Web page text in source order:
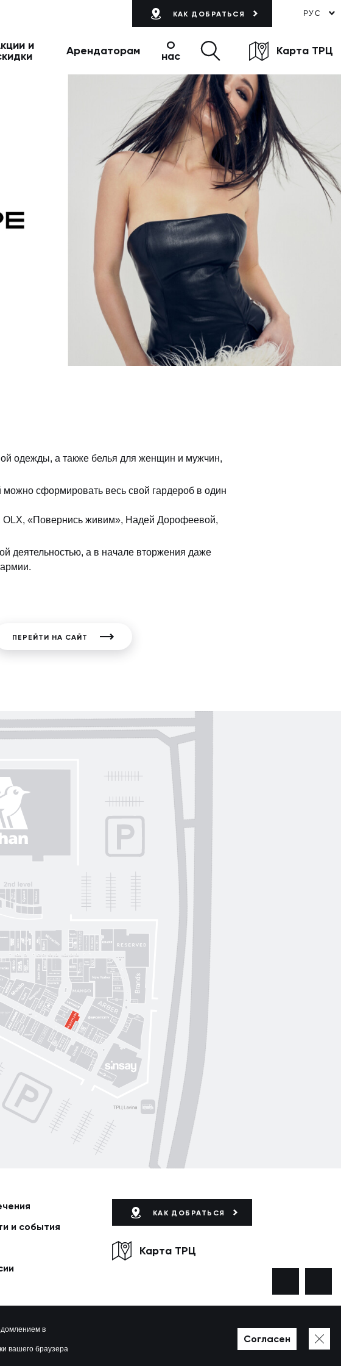
КАК ДОБРАТЬСЯ РУС
и
Арендаторам
О
нас
Карта ТРЦ
одежды, а также белья для женщин и мужчин,
сформировать весь свой гардероб в один
OLX, «Повернись живим», Надей Дорофеевой,
деятельностью, а в начале вторжения даже
ПЕРЕЙТИ НА САЙТ
Art City
Rikky Hype
Guide
Guess
Super Step
Yarmich
MD Fashion
OUI
Nolvit
Moroon
Trend collection
Ochnik
и события
КАК ДОБРАТЬСЯ
Карта ТРЦ
Разработано в WEZOM
в
вашего браузера
Согласен